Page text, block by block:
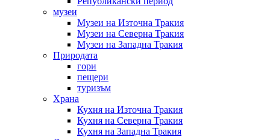
музеи
Музеи на Източна Тракия
Музеи на Северна Тракия
Музеи на Западна Тракия
Природата
гори
пещери
туризъм
Храна
Кухня на Източна Тракия
Кухня на Северна Тракия
Кухня на Западна Тракия